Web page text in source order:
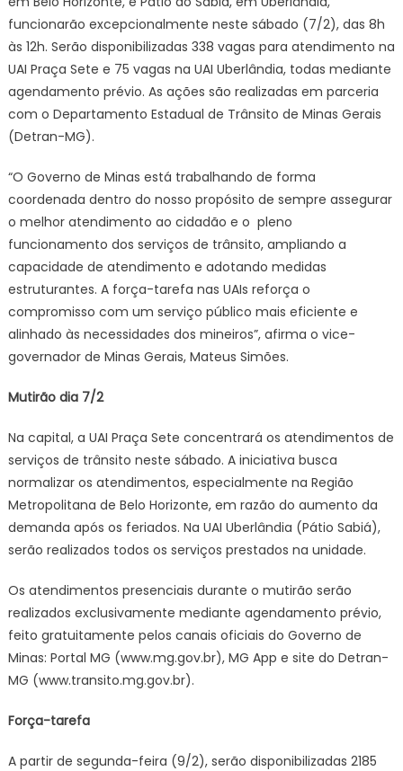
nas
UAIs
com
tarefa
em
funcionarão excepcionalmente neste sábado (7/2), das 8h
às 12h. Serão disponibilizadas 338 vagas para atendimento na
UAI Praça Sete e 75 vagas na UAI Uberlândia, todas mediante
agendamento prévio. As ações são realizadas em parceria
com o Departamento Estadual de Trânsito de Minas Gerais
(Detran-MG).
“O Governo de Minas está trabalhando de forma
coordenada dentro do nosso propósito de sempre assegurar
o melhor atendimento ao cidadão e o pleno
funcionamento dos serviços de trânsito, ampliando a
capacidade de atendimento e adotando medidas
estruturantes. A força-tarefa nas UAIs reforça o
compromisso com um serviço público mais eficiente e
alinhado às necessidades dos mineiros”, afirma o vice-
governador de Minas Gerais, Mateus Simões.
Mutirão dia 7/2
Na capital, a UAI Praça Sete concentrará os atendimentos de
serviços de trânsito neste sábado. A iniciativa busca
normalizar os atendimentos, especialmente na Região
Metropolitana de Belo Horizonte, em razão do aumento da
demanda após os feriados. Na UAI Uberlândia (Pátio Sabiá),
serão realizados todos os serviços prestados na unidade.
Os atendimentos presenciais durante o mutirão serão
realizados exclusivamente mediante agendamento prévio,
feito gratuitamente pelos canais oficiais do Governo de
Minas: Portal MG (www.mg.gov.br), MG App e site do Detran-
MG (www.transito.mg.gov.br).
Força-tarefa
A partir de segunda-feira (9/2), serão disponibilizadas 2185